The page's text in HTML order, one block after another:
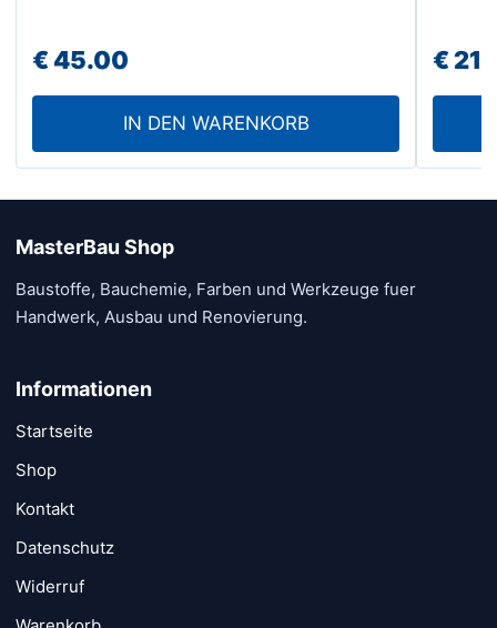
€45.00
IN DEN WARENKORB
€
MasterBau Shop
Baustoffe, Bauchemie, Farben und Werkzeuge fuer
Handwerk, Ausbau und Renovierung.
Informationen
Startseite
Shop
Kontakt
Datenschutz
Widerruf